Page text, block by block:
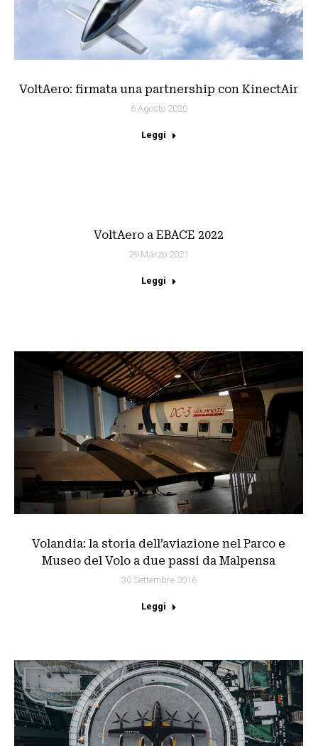
VoltAero: firmata una partnership con KinectAir
6 Agosto 2020
Leggi
VoltAero a EBACE 2022
29 Marzo 2021
Leggi
Volandia: la storia dell’aviazione nel Parco e
Museo del Volo a due passi da Malpensa
30 Settembre 2016
Leggi